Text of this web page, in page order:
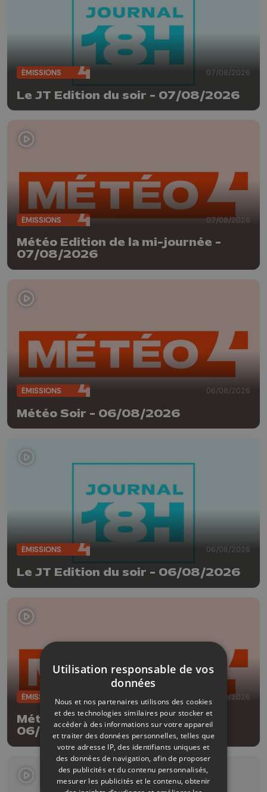
ÉMISSIONS 07/08/2026
Le JT Edition du soir - 07/08/2026
ÉMISSIONS 07/08/2026
Météo Edition de la mi-journée -
07/08/2026
ÉMISSIONS 06/08/2026
Météo Soir - 06/08/2026
ÉMISSIONS 06/08/2026
Le JT Edition du soir - 06/08/2026
ÉMISSIONS 06/08/2026
Météo Edition de la mi-journée -
06/08/2026
Utilisation responsable de vos
données
Nous et nos partenaires utilisons des cookies
et des technologies similaires pour stocker et
accéder à des informations sur votre appareil
et traiter des données personnelles, telles que
votre adresse IP, des identifiants uniques et
des données de navigation, afin de proposer
des publicités et du contenu personnalisés,
mesurer les publicités et le contenu, obtenir